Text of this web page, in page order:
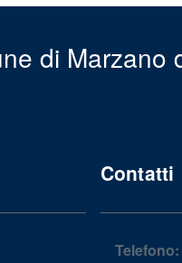
di Marzano
Contatti
Telefono: